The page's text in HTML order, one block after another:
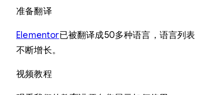
准备翻译
Elementor已被翻译成50多种语言，语言列表
不断增长。
视频教程